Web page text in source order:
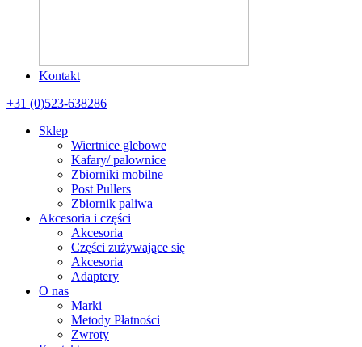
Kontakt
+31 (0)523-638286
Sklep
Wiertnice glebowe
Kafary/ palownice
Zbiorniki mobilne
Post Pullers
Zbiornik paliwa
Akcesoria i części
Akcesoria
Części zużywające się
Akcesoria
Adaptery
O nas
Marki
Metody Płatności
Zwroty